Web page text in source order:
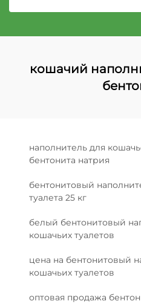
кошачий
наполнитель для
бентонита натрия
бентонитовый
туалета 25 кг
белый бентонитовый
кошачьих туалетов
цена на бентонитовый
кошачьих туалетов
оптовая продажа